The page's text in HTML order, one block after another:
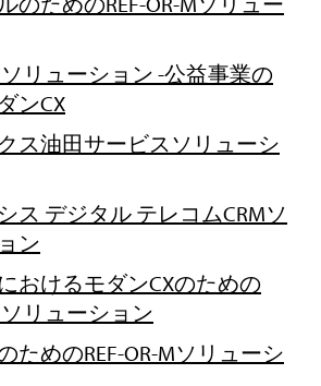
ソリューション -公益事業の
ンCX
ス油田サービスソリューシ
ス デジタル テレコムCRMソ
ン
おけるモダンCXのための
ソリューション
ためのREF-OR-Mソリューシ